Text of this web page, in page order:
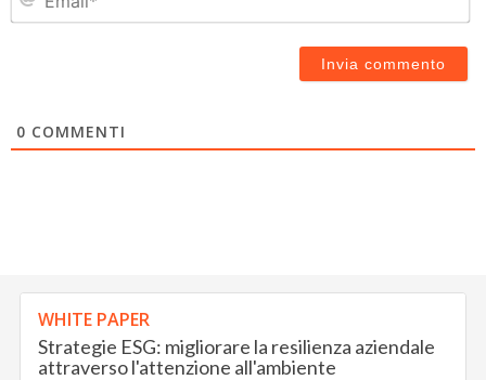
0 COMMENTI
WHITE PAPER
Strategie ESG: migliorare la resilienza aziendale
attraverso l'attenzione all'ambiente